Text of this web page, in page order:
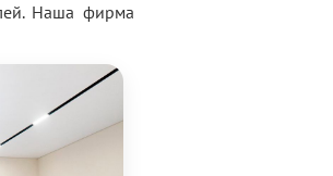
Наша фирма